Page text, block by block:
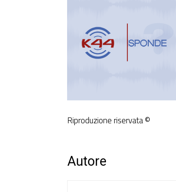
Riproduzione riservata ©
Autore